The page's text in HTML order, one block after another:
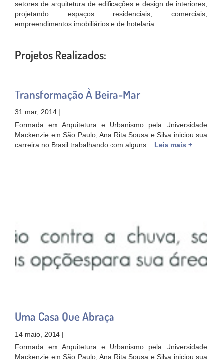
setores de arquitetura de edificações e design de interiores,
projetando espaços residenciais, comerciais,
empreendimentos imobiliários e de hotelaria.
Projetos Realizados:
Transformação À Beira-Mar
31 mar, 2014 |
Formada em Arquitetura e Urbanismo pela Universidade
Mackenzie em São Paulo, Ana Rita Sousa e Silva iniciou sua
carreira no Brasil trabalhando com alguns... Leia mais +
Uma Casa Que Abraça
14 maio, 2014 |
Formada em Arquitetura e Urbanismo pela Universidade
Mackenzie em São Paulo, Ana Rita Sousa e Silva iniciou sua